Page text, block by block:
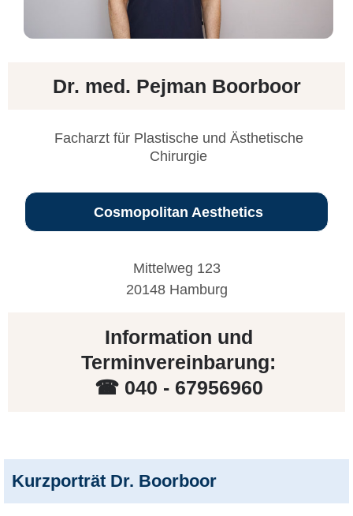
Dr. med. Pejman Boorboor
Facharzt für Plastische und Ästhetische
Chirurgie
Cosmopolitan Aesthetics
Mittelweg 123
20148 Hamburg
Information und
Terminvereinbarung:
☎ 040 - 67956960
Kurzporträt Dr. Boorboor